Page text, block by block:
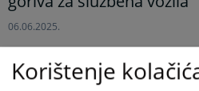
06.06.2025.
službena vozila putem
Korištenje